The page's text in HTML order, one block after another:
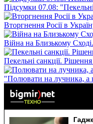
Підсумки 07.08:
Вторгнення Росії в
Війна на Близькому
Пекельні санкції.
"Полювати на лучника, а